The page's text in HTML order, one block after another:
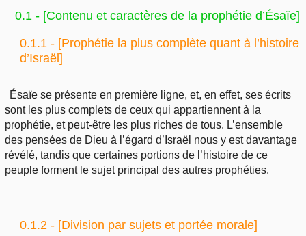
0.1 - [Contenu et caractères de la prophétie d’Ésaïe]
0.1.1 - [Prophétie la plus complète quant à l’histoire
d’Israël]
Ésaïe se présente en première ligne, et, en effet, ses écrits
sont les plus complets de ceux qui appartiennent à la
prophétie, et peut-être les plus riches de tous. L’ensemble
des pensées de Dieu à l’égard d’Israël nous y est davantage
révélé, tandis que certaines portions de l’histoire de ce
peuple forment le sujet principal des autres prophéties.
0.1.2 - [Division par sujets et portée morale]